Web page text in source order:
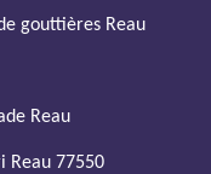
gouttières Reau
Reau
Reau 77550